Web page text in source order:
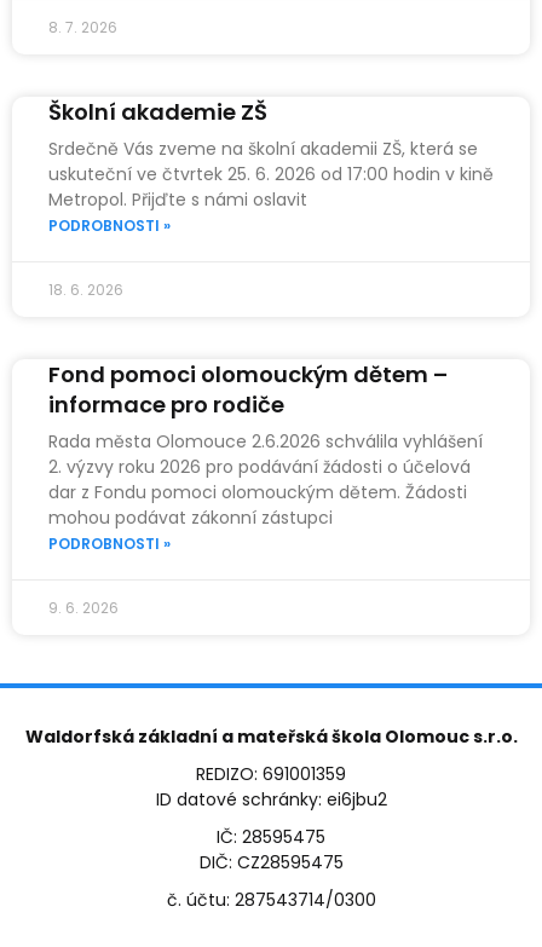
8. 7. 2026
Školní akademie ZŠ
Srdečně Vás zveme na školní akademii ZŠ, která se
uskuteční ve čtvrtek 25. 6. 2026 od 17:00 hodin v kině
Metropol. Přijďte s námi oslavit
PODROBNOSTI »
18. 6. 2026
Fond pomoci olomouckým dětem –
informace pro rodiče
Rada města Olomouce 2.6.2026 schválila vyhlášení
2. výzvy roku 2026 pro podávání žádosti o účelová
dar z Fondu pomoci olomouckým dětem. Žádosti
mohou podávat zákonní zástupci
PODROBNOSTI »
9. 6. 2026
Waldorfská základní a mateřská škola Olomouc s.r.o.
REDIZO: 691001359
ID datové schránky: ei6jbu2
IČ: 28595475
DIČ: CZ28595475
č. účtu: 287543714/0300